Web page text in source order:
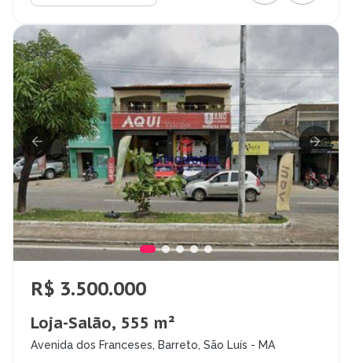
R$ 3.500.000
Loja-Salão, 555 m²
Avenida dos Franceses, Barreto, São Luís - MA